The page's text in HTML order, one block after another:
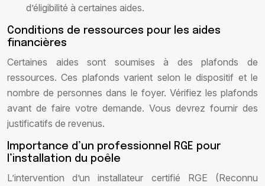
d’éligibilité à certaines aides.
Conditions de ressources pour les aides
financières
Certaines aides sont soumises à des plafonds de
ressources. Ces plafonds varient selon le dispositif et le
nombre de personnes dans le foyer. Vérifiez les plafonds
avant de faire votre demande. Vous devrez fournir des
justificatifs de revenus.
Importance d’un professionnel RGE pour
l’installation du poêle
L’intervention d’un installateur certifié RGE (Reconnu